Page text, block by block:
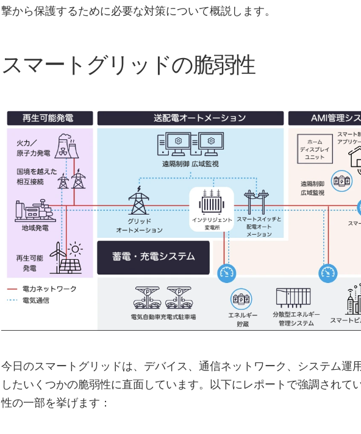
撃から保護するために必要な対策について概説します。
スマートグリッドの脆弱性
今日のスマートグリッドは、デバイス、通信ネットワーク、システム運
したいくつかの脆弱性に直面しています。以下にレポートで強調されて
性の一部を挙げます：